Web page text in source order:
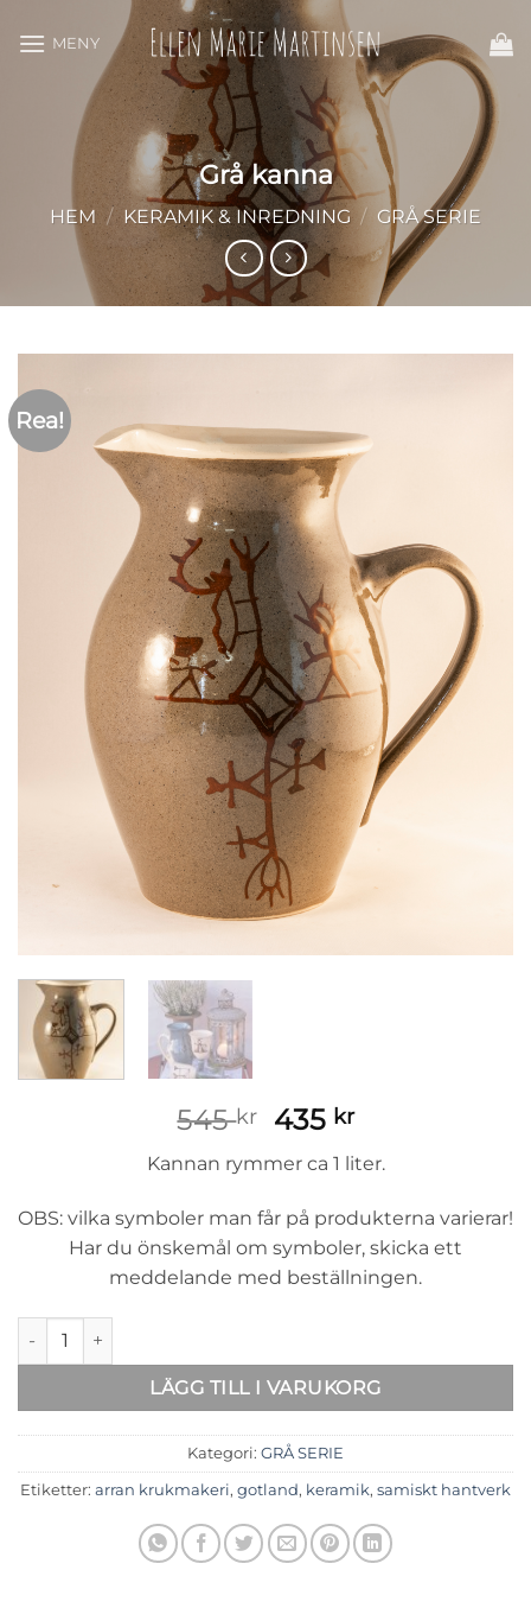
Grå kanna
HEM / KERAMIK & INREDNING / GRÅ SERIE
Rea!
545kr
Det
ursprungliga
priset
var:
545 kr.
435 krDet
nuvarande
priset
är:
435 kr.
Kannan rymmer ca 1 liter.
OBS: vilka symboler man får på produkterna varierar!
Har du önskemål om symboler, skicka ett
meddelande med beställningen.
Grå kanna mängd
LÄGG TILL I VARUKORG
Kategori: GRÅ SERIE
Etiketter: arran krukmakeri, gotland, keramik, samiskt hantverk